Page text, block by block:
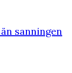
sanningen